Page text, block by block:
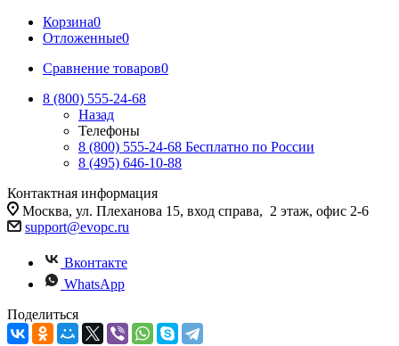
Корзина0
Отложенные0
Сравнение товаров0
8 (800) 555-24-68
Назад
Телефоны
8 (800) 555-24-68 Бесплатно по России
8 (495) 646-10-88
Контактная информация
Москва, ул. Плеханова 15, вход справа, 2 этаж, офис 2-6
support@evopc.ru
Вконтакте
WhatsApp
Поделиться